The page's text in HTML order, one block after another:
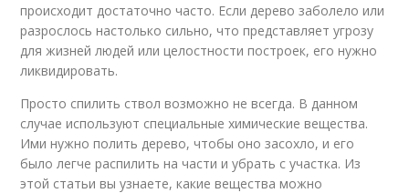
происходит достаточно часто. Если дерево заболело или
разрослось настолько сильно, что представляет угрозу
для жизней людей или целостности построек, его нужно
ликвидировать.
Просто спилить ствол возможно не всегда. В данном
случае используют специальные химические вещества.
Ими нужно полить дерево, чтобы оно засохло, и его
было легче распилить на части и убрать с участка. Из
этой статьи вы узнаете, какие вещества можно